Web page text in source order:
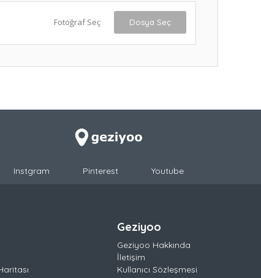
Fotoğraf Seç Dosya Seç
Instgram Pinterest Youtube
Geziyoo
Geziyoo Hakkında
İletişim
Kullanıcı Sözleşmesi